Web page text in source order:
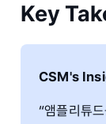
Key
CSM's
“앰플리튜